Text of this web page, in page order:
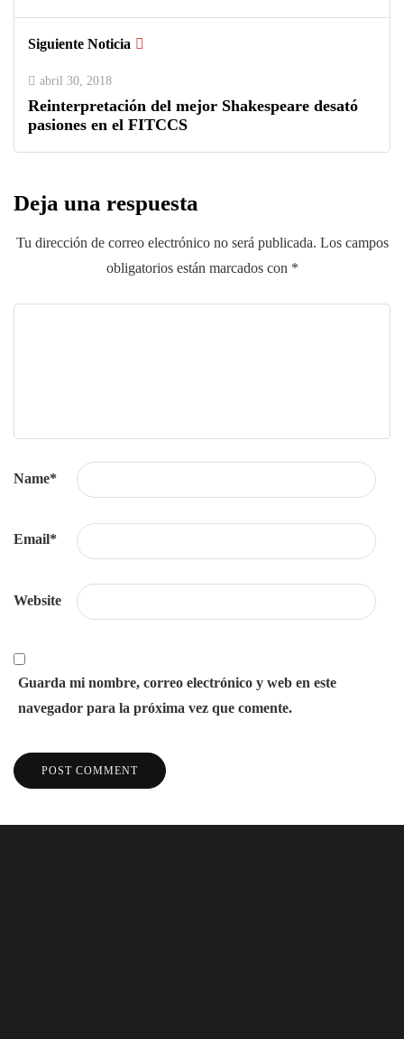
Siguiente Noticia
abril 30, 2018
Reinterpretación del mejor Shakespeare desató
pasiones en el FITCCS
Deja una respuesta
Tu dirección de correo electrónico no será publicada. Los campos
obligatorios están marcados con *
Name*
Email*
Website
Guarda mi nombre, correo electrónico y web en este
navegador para la próxima vez que comente.